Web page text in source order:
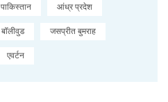
पाकिस्तान आंध्र प्रदेश
बॉलीवुड जसप्रीत बुमराह
एवर्टन